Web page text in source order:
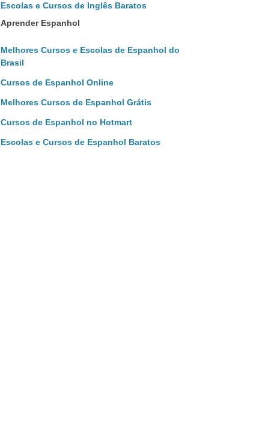
Escolas e Cursos de Inglês Baratos
Aprender Espanhol
Melhores Cursos e Escolas de Espanhol do
Brasil
Cursos de Espanhol Online
Melhores Cursos de Espanhol Grátis
Cursos de Espanhol no Hotmart
Escolas e Cursos de Espanhol Baratos